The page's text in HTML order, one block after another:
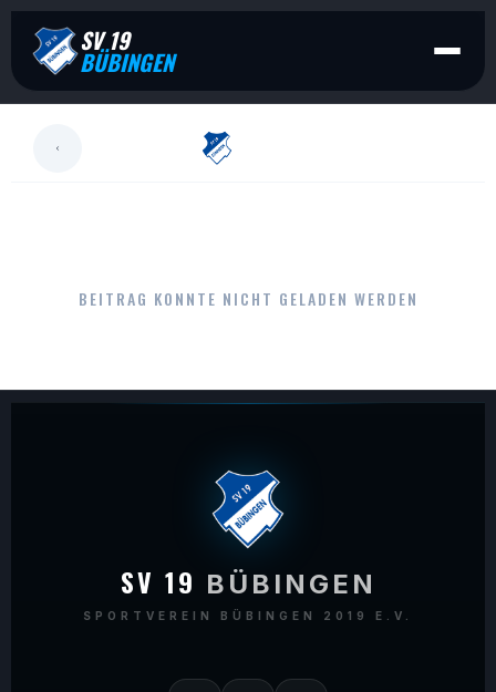
SV 19
BÜBINGEN
BEITRAG KONNTE NICHT GELADEN WERDEN
SV 19 BÜBINGEN
SPORTVEREIN BÜBINGEN 2019 E.V.